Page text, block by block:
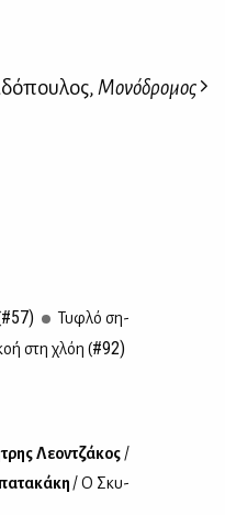
Μονόδρομος
#57)
Τυ­φλό ση­
στη χλόη (#92)
Λε­ον­τζά­κος /
/ Ο Σκυ­